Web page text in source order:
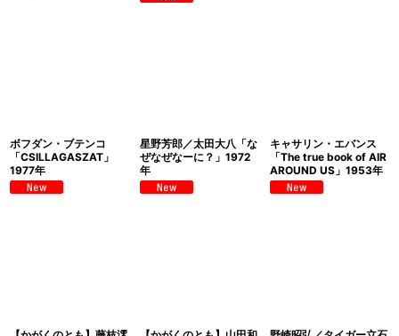
ボフダン・ブテンコ
「CSILLAGASZAT」
1977年
星野芳郎／太田大八「な
ぜなぜなーに？」1972
年
キャサリン・エバンス
「The true book of AIR
AROUND US」1953年